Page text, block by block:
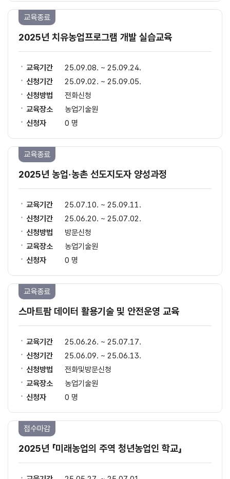
2025년 치유농업프로그램 개발 실습교육
교육종료
교육기간
25.09.08. ~ 25.09.24.
신청기간
25.09.02. ~ 25.09.05.
신청방법
전화신청
교육장소
농업기술원
신청자
0 명
2025년 농업‧농촌 선도지도자 양성과정
교육종료
교육기간
25.07.10. ~ 25.09.11.
신청기간
25.06.20. ~ 25.07.02.
신청방법
방문신청
교육장소
농업기술원
신청자
0 명
스마트팜 데이터 활용기술 및 안전운영 교육
교육종료
교육기간
25.06.26. ~ 25.07.17.
신청기간
25.06.09. ~ 25.06.13.
신청방법
전화및방문신청
교육장소
농업기술원
신청자
0 명
2025년 「미래농업의 주역 청년농업인 학교」
접수마감